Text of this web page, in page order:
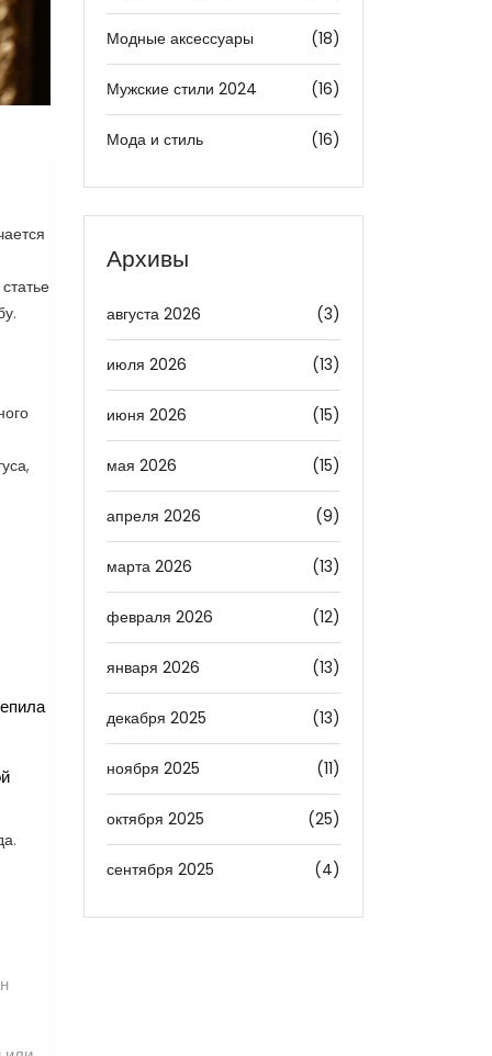
Модные аксессуары (18)
Мужские стили 2024 (16)
Мода и стиль (16)
Архивы
августа 2026 (3)
июля 2026 (13)
июня 2026 (15)
мая 2026 (15)
апреля 2026 (9)
марта 2026 (13)
февраля 2026 (12)
января 2026 (13)
декабря 2025 (13)
ноября 2025 (11)
октября 2025 (25)
сентября 2025 (4)